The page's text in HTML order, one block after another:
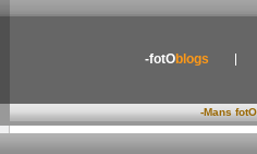
-fotOblogs
-Mans